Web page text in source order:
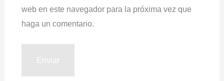
web en este navegador para la próxima vez que
haga un comentario.